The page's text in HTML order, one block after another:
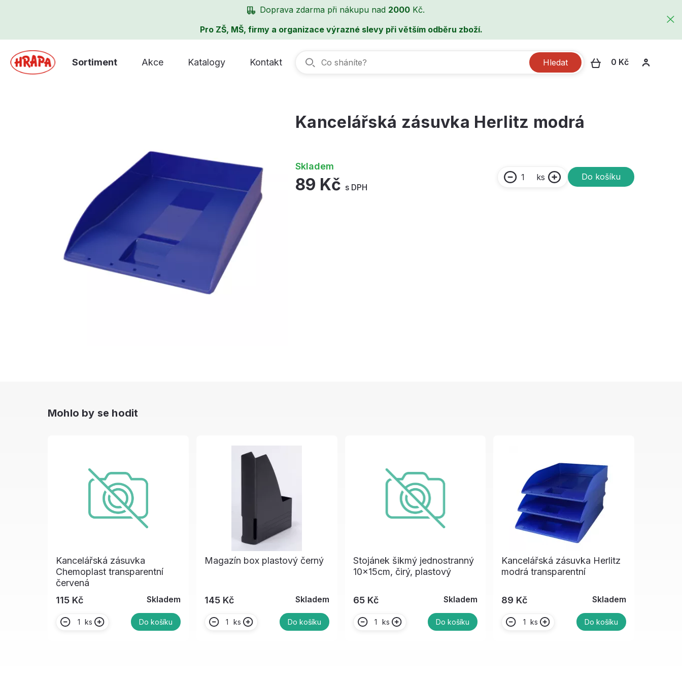
Doprava zdarma při nákupu nad 2000 Kč.
Pro ZŠ, MŠ, firmy a organizace výrazné slevy při větším odběru zboží.
Sortiment Akce Katalogy Kontakt Hledat 0 Kč
Kancelářská zásuvka Herlitz modrá
Skladem
89 Kč s DPH
ks Do košíku
Mohlo by se hodit
Kancelářská zásuvka
Chemoplast transparentní
červená
115 Kč
Skladem
ks Do košíku
Magazín box plastový černý
145 Kč Skladem
ks Do košíku
Stojánek šikmý jednostranný
10x15cm, čirý, plastový
65 Kč Skladem
ks Do košíku
Kancelářská zásuvka Herlitz
modrá transparentní
89 Kč Skladem
ks Do košíku